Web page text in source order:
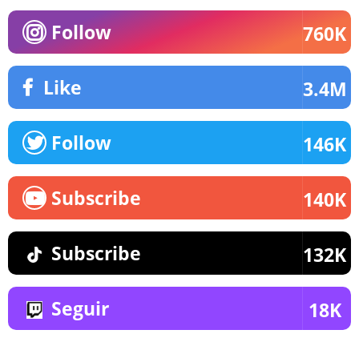
Follow 760K
Like 3.4M
Follow 146K
Subscribe 140K
Subscribe 132K
Seguir 18K